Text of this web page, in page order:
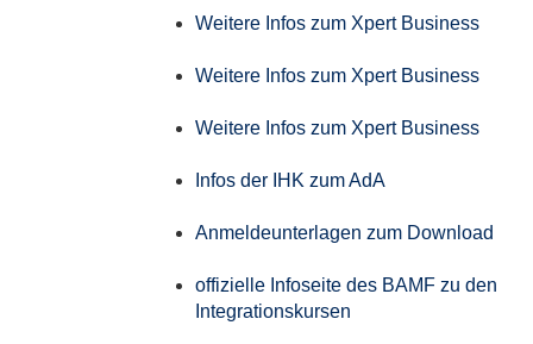
Weitere Infos zum Xpert Business
Weitere Infos zum Xpert Business
Weitere Infos zum Xpert Business
Infos der IHK zum AdA
Anmeldeunterlagen zum Download
offizielle Infoseite des BAMF zu den
Integrationskursen